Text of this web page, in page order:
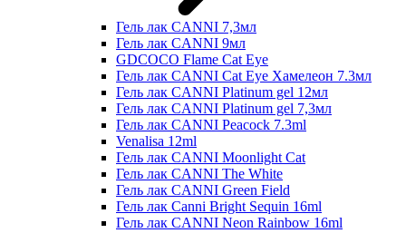
Гель лак CANNI 7,3мл
Гель лак CANNI 9мл
GDCOCO Flame Cat Eye
Гель лак CANNI Cat Eye Хамелеон 7.3мл
Гель лак CANNI Platinum gel 12мл
Гель лак CANNI Platinum gel 7,3мл
Гель лак CANNI Peacock 7.3ml
Venalisa 12ml
Гель лак CANNI Moonlight Cat
Гель лак CANNI The White
Гель лак CANNI Green Field
Гель лак Canni Bright Sequin 16ml
Гель лак CANNI Neon Rainbow 16ml